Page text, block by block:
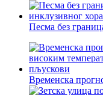
Песма без
Временска